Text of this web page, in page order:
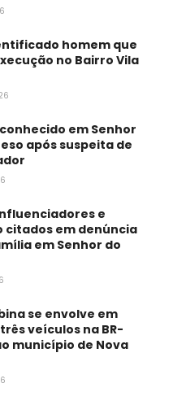
homem que
no Bairro Vila
em Senhor
após suspeita de
e
citados em denúncia
em Senhor do
se envolve em
veículos na BR-
município de Nova